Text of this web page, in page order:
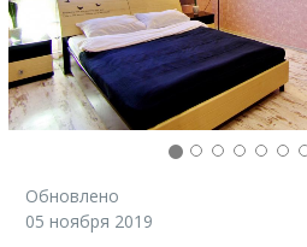
Обновлено
05 ноября 2019